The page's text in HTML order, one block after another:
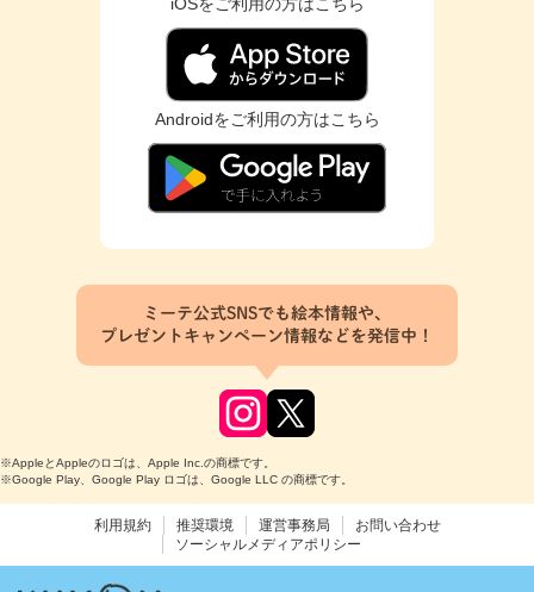
Androidをご利用の方はこちら
ミーテ公式SNSでも絵本情報や、
プレゼントキャンペーン情報などを発信中！
※AppleとAppleのロゴは、Apple Inc.の商標です。
※Google Play、Google Play ロゴは、Google LLC の商標です。
利用規約 推奨環境 運営事務局
お問い合わせ
ソーシャルメディアポリシー